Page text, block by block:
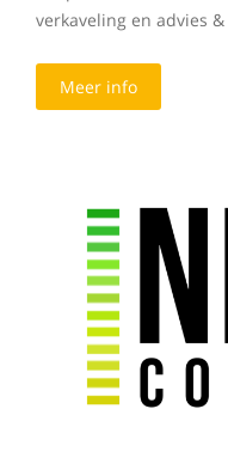
verkaveling en advies
Meer info